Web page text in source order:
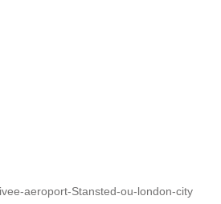
aeroport-Stansted-ou-london-city